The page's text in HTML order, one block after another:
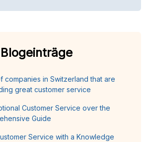
Blogeinträge
companies in Switzerland that are
great customer service
Customer Service over the
Guide
Service with a Knowledge